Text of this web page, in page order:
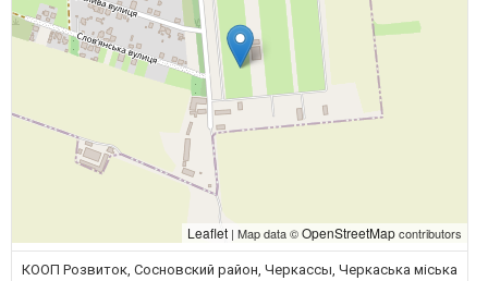
Leaflet | Map data ©OpenStreetMapcontributors
КООП Розвиток, Сосновский район, Черкассы, Черкаська міська